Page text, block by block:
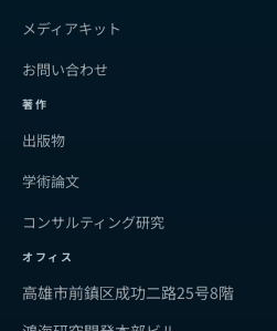
メディアキット
お問い合わせ
著作
出版物
学術論文
コンサルティング研究
オフィス
高雄市前鎮区成功二路25号8階